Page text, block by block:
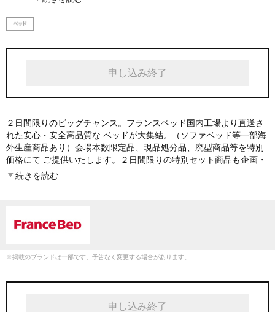
ター前」下車約5分
申し込み終了
２日間限りのビッグチャンス。フランスベッド国内工場より直送さ
れた安心・安全高品質な ベッドが大集結。（ソファベッド等一部海
外生産商品あり）会場本数限定品、現品処分品、廃型商品等を特別
価格にて ご提供いたします。２日間限りの特別セット商品も企画・
出品・販売されますので、 この機会をぜひお見逃しなく。
続きを読む
※掲載のブランドは一部です。予告なく変更する場合があります。
申し込み終了